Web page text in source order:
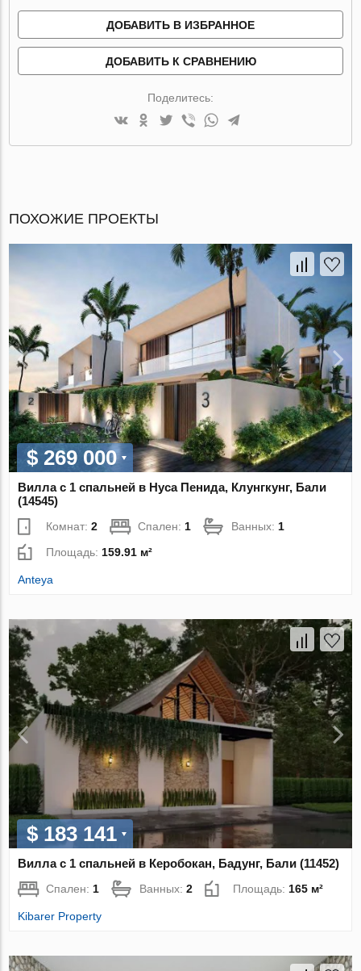
ДОБАВИТЬ В ИЗБРАННОЕ
ДОБАВИТЬ К СРАВНЕНИЮ
Поделитесь:
ПОХОЖИЕ ПРОЕКТЫ
$ 269 000
Вилла с 1 спальней в Нуса Пенида, Клунгкунг, Бали
(14545)
Комнат:2 Спален:1 Ванных:1
Площадь:159.91 м²
Anteya
$ 183 141
Вилла с 1 спальней в Керобокан, Бадунг, Бали (11452)
Спален: 1 Ванных:2 Площадь: 165 м²
Kibarer Property